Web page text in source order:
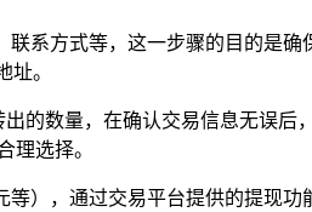
系方式等，这一步骤的目的是确
。
的数量，在确认交易信息无误后
理选择。
），通过交易平台提供的提现功